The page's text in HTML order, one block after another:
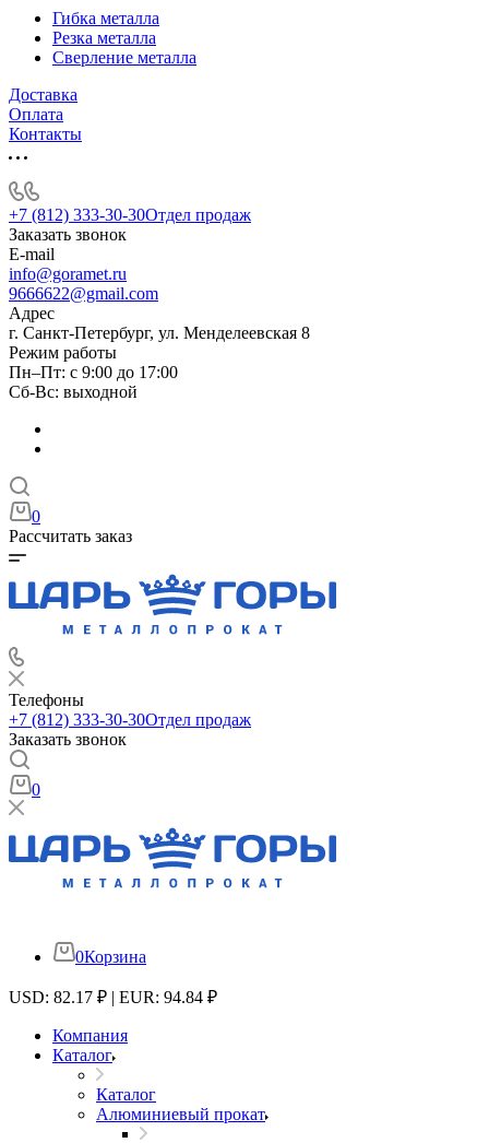
Гибка металла
Резка металла
Сверление металла
Доставка
Оплата
Контакты
+7 (812) 333-30-30Отдел продаж
Заказать звонок
E-mail
info@goramet.ru
9666622@gmail.com
Адрес
г. Санкт-Петербург, ул. Менделеевская 8
Режим работы
Пн–Пт: с 9:00 до 17:00
Сб-Вс: выходной
0
Рассчитать заказ
Телефоны
+7 (812) 333-30-30Отдел продаж
Заказать звонок
0
0Корзина
USD: 82.17 ₽ | EUR: 94.84 ₽
Компания
Каталог
Каталог
Алюминиевый прокат